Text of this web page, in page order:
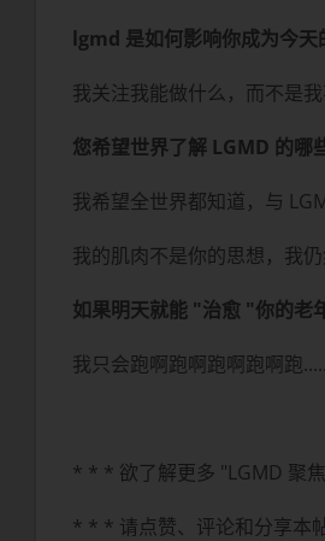
lgmd 是如何影响你成为今天
我关注我能做什么，而不是
您希望世界了解 LGMD 的哪
我希望全世界都知道，与
我的肌肉不是你的思想，我
如果明天就能 "治愈 "你的老
我只会跑啊跑啊跑啊跑啊跑
* * * 欲了解更多 "LGMD 聚
* * * 请点赞、评论和分享本